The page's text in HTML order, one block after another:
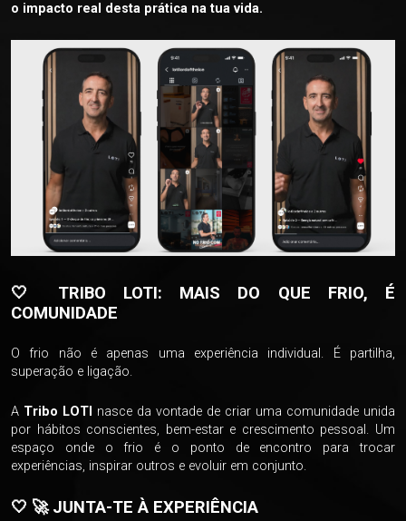
o impacto real desta prática na tua vida.
🤍 TRIBO LOTI: MAIS DO QUE FRIO, É
COMUNIDADE
O frio não é apenas uma experiência individual. É partilha,
superação e ligação.
A Tribo LOTI nasce da vontade de criar uma comunidade unida
por hábitos conscientes, bem-estar e crescimento pessoal. Um
espaço onde o frio é o ponto de encontro para trocar
experiências, inspirar outros e evoluir em conjunto.
🤍 🚀 JUNTA-TE À EXPERIÊNCIA